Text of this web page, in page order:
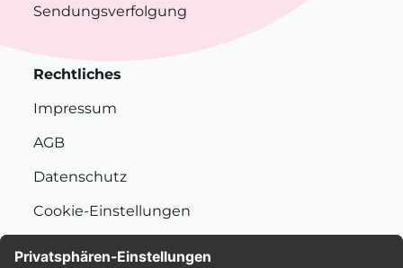
Sendungsverfolgung
Rechtliches
Impressum
AGB
Datenschutz
Cookie-Einstellungen